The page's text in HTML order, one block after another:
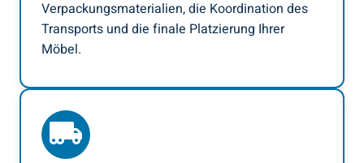
Verpackungsmaterialien, die Koordination des
Transports und die finale Platzierung Ihrer
Möbel.